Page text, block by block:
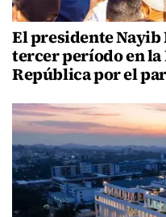
El presidente Nayib
tercer período en la
República por el